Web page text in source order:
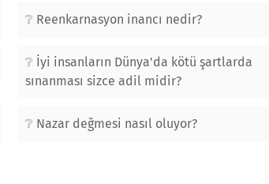
Reenkarnasyon inancı nedir?
İyi insanların Dünya'da kötü şartlarda
sınanması sizce adil midir?
Nazar değmesi nasıl oluyor?